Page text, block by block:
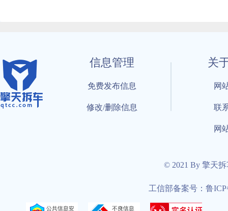
信息管理
免费发布信息
修改/删除信息
关
网
联
网
© 2021 By 擎天
工信部备案号：鲁